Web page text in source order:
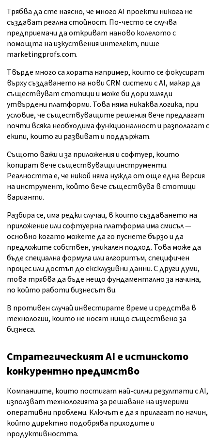
Трябва да сте наясно, че много AI проекти никога не
създават реална стойност. По-често се случва
предприемачи да откриват наново колелото с
помощта на изкуствения интелект, пише
marketingprofs.com.
Твърде много са хората например, които се фокусират
върху създаването на нови CRM системи с AI, макар да
съществуват стотици и може би дори хиляди
утвърдени платформи. Това няма никаква логика, при
условие, че съществуващите решения вече предлагат
почти всяка необходима функционалност и разполагат с
екипи, които ги развиват и поддържат.
Същото важи и за приложения и софтуер, които
копират вече съществуващи инструменти.
Реалността е, че никой няма нужда от още една версия
на инструмент, който вече съществува в стотици
варианти.
Разбира се, има редки случаи, в които създаването на
приложение или софтуерна платформа има смисъл —
основно когато можете да го пуснете бързо и да
предложите собствен, уникален подход. Това може да
бъде специална формула или алгоритъм, специфичен
процес или достъп до ексклузивни данни. С други думи,
това трябва да бъде нещо фундаментално за начина,
по който работи бизнесът ви.
В противен случай инвестирате време и средства в
технологии, които не носят нищо съществено за
бизнеса.
Стратегическият AI е истинското
конкурентно предимство
Компаниите, които постигат най-силни резултати с AI,
използват технологията за решаване на измерими
оперативни проблеми. Ключът е да я прилагат по начин,
който директно подобрява приходите и
продуктивността.